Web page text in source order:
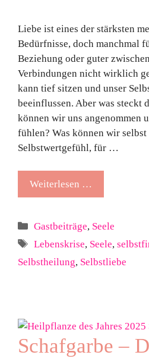
Liebe ist eines der stärksten
Bedürfnisse, doch manchmal
Beziehung oder guter
Verbindungen nicht wirklich
kann tief sitzen und unser
beeinflussen. Aber was steckt
können wir uns angenommen
fühlen? Was können wir
Selbstwertgefühl, für …
Weiterlesen …
Kategorien
Gastbeiträge, Seele
Schlagwörter
Lebenskrise, Seele,
Selbstheilung, Selbstliebe
Schafgarbe –